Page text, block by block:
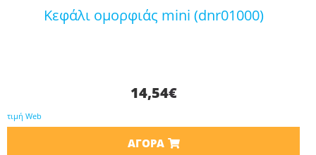
κεφάλι ομορφιάς mini (dnr01000)
14,54€
τιμή Web
ΑΓΟΡΆ